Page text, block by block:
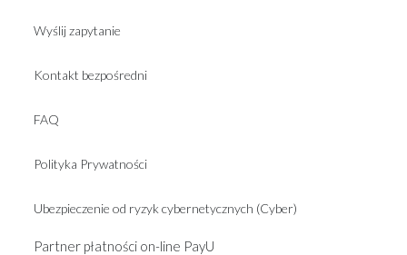
Wyślij zapytanie
Kontakt bezpośredni
FAQ
Polityka Prywatności
Ubezpieczenie od ryzyk cybernetycznych (Cyber)
Partner płatności on-line PayU